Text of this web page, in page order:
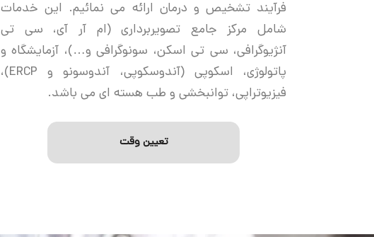
فرآیند تشخیص و درمان ارائه می نمائیم. این خدمات
شامل مرکز جامع تصویربرداری (ام آر آی، سی تی
آنژیوگرافی، سی تی اسکن، سونوگرافی و…)، آزمایشگاه و
پاتولوژی، اسکوپی (آندوسکوپی، آندوسونو و ERCP)،
فیزیوتراپی، توانبخشی و طب هسته ای می باشد.
تعیین وقت